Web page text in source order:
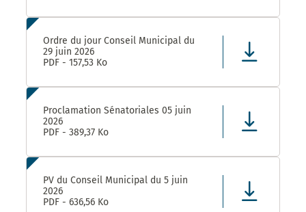
Ordre du jour Conseil Municipal du
29 juin 2026
PDF - 157,53 Ko
Proclamation Sénatoriales 05 juin
2026
PDF - 389,37 Ko
PV du Conseil Municipal du 5 juin
2026
PDF - 636,56 Ko